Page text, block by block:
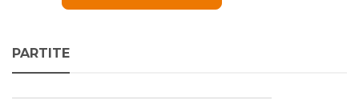
PARTITE